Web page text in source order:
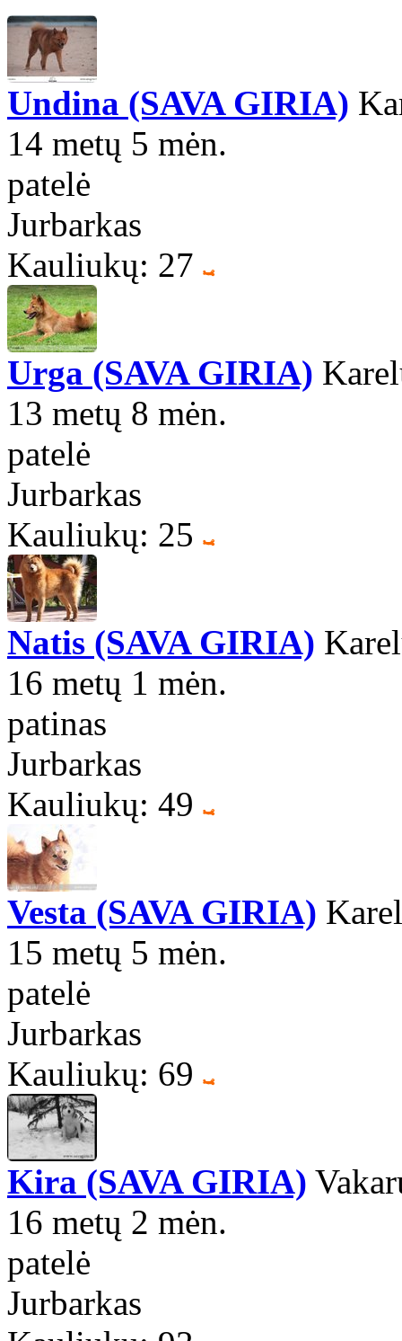
Undina (SAVA GIRIA)
14 metų 5 mėn.
patelė
Jurbarkas
Kauliukų: 27
Urga (SAVA GIRIA)
13 metų 8 mėn.
patelė
Jurbarkas
Kauliukų: 25
Natis (SAVA GIRIA)
16 metų 1 mėn.
patinas
Jurbarkas
Kauliukų: 49
Vesta (SAVA GIRIA)
15 metų 5 mėn.
patelė
Jurbarkas
Kauliukų: 69
Kira (SAVA GIRIA)
16 metų 2 mėn.
patelė
Jurbarkas